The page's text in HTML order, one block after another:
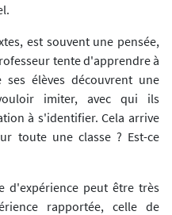
est souvent une pensée,
tente d'apprendre à
élèves découvrent une
imiter, avec qui ils
à s'identifier. Cela arrive
toute une classe ? Est-ce
d'expérience peut être très
rapportée, celle de